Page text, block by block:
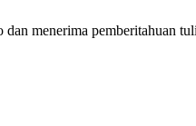
menerima pemberitahuan